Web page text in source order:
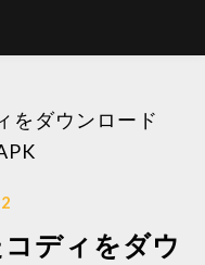
をダウンロード
ディをダウ